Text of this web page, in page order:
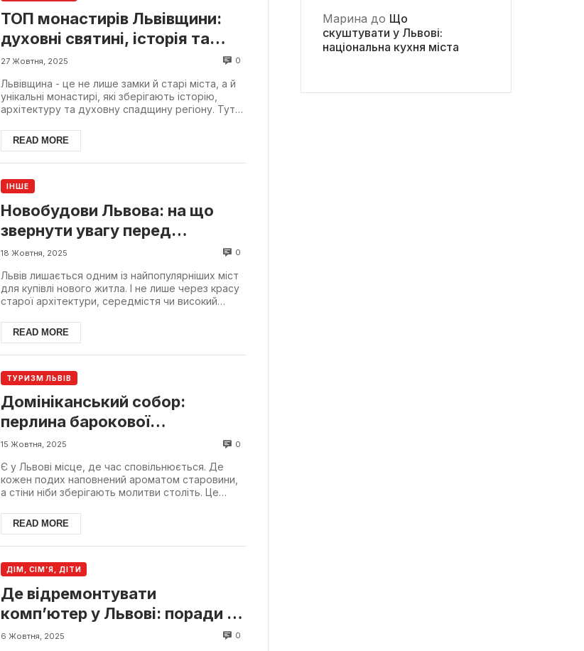
ТОП монастирів Львівщини:
духовні святині, історія та
маршрути
27 Жовтня, 2025 0
Львівщина - це не лише замки й старі міста, а й
унікальні монастирі, які зберігають історію,
архітектуру та духовну спадщину регіону. Тут
READ MORE
ІНШЕ
Новобудови Львова: на що
звернути увагу перед
купівлею квартири
18 Жовтня, 2025 0
Львів лишається одним із найпопулярніших міст
для купівлі нового житла. І не лише через красу
старої архітектури, середмістя чи високий
READ MORE
ТУРИЗМ ЛЬВІВ
Домініканський собор:
перлина барокової
архітектури та символ віри
століть
15 Жовтня, 2025 0
Є у Львові місце, де час сповільнюється. Де
кожен подих наповнений ароматом старовини,
а стіни ніби зберігають молитви століть. Це
READ MORE
ДІМ, СІМ’Я, ДІТИ
Де відремонтувати
комп’ютер у Львові: поради та
сервіси
6 Жовтня, 2025 0
Марина до Що
скуштувати у Львові:
національна кухня міста